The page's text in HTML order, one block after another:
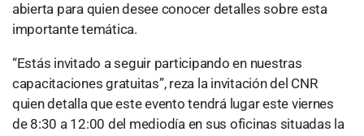
abierta para quien desee conocer detalles sobre esta
importante temática.
“Estás invitado a seguir participando en nuestras
capacitaciones gratuitas”, reza la invitación del CNR
quien detalla que este evento tendrá lugar este viernes
de 8:30 a 12:00 del mediodía en sus oficinas situadas la